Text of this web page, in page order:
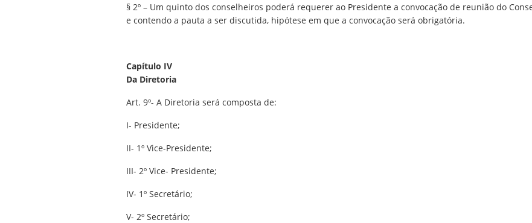
§ 2º – Um quinto dos conselheiros poderá requerer ao Presidente a convocação de reunião do
e contendo a pauta a ser discutida, hipótese em que a convocação será obrigatória.
Capítulo IV
Da Diretoria
Art. 9º- A Diretoria será composta de:
I- Presidente;
II- 1º Vice-Presidente;
III- 2º Vice- Presidente;
IV- 1º Secretário;
V- 2º Secretário;